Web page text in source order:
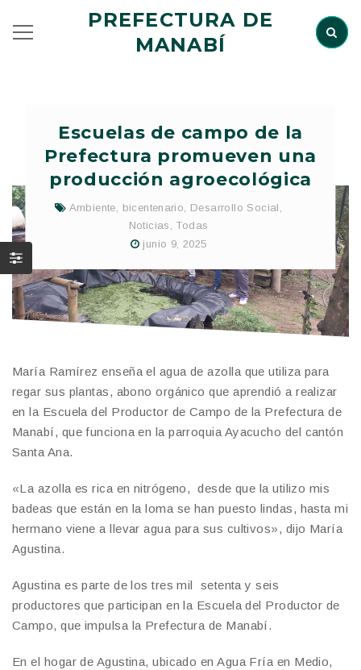
PREFECTURA DE
MANABÍ
Escuelas de campo de la
Prefectura promueven una
producción agroecológica
Ambiente, bicentenario, Desarrollo Social ,
Noticias , Todas
junio 9, 2025
María Ramírez enseña el agua de azolla que utiliza para
regar sus plantas, abono orgánico que aprendió a realizar
en la Escuela del Productor de Campo de la Prefectura de
Manabí, que funciona en la parroquia Ayacucho del cantón
Santa Ana.
«La azolla es rica en nitrógeno, desde que la utilizo mis
badeas que están en la loma se han puesto lindas, hasta mi
hermano viene a llevar agua para sus cultivos», dijo María
Agustina.
Agustina es parte de los tres mil setenta y seis
productores que participan en la Escuela del Productor de
Campo, que impulsa la Prefectura de Manabí.
En el hogar de Agustina, ubicado en Agua Fría en Medio,